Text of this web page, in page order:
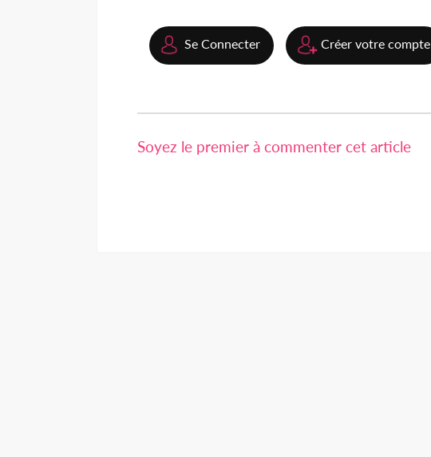
Se Connecter Créer votre compte
Soyez le premier à commenter cet article